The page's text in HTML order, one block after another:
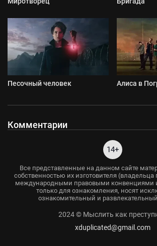
Песочный человек Алиса в
Комментарии
14+
Все представленные на данном сайте
собственностью их изготовителя (владельца
международными правовыми конвенциями
только для ознакомления, носят
ознакомительный и развлекательный
2024 © Мыслить как
xduplicated@gmail.com